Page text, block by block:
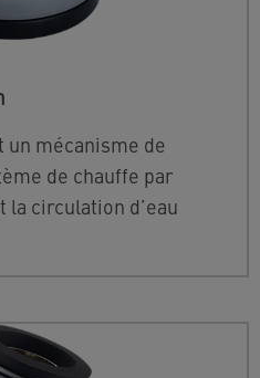
un mécanisme de
de chauffe par
circulation d’eau